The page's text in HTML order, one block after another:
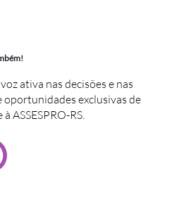
ativa nas decisões e nas
oportunidades exclusivas de
ASSESPRO-RS.